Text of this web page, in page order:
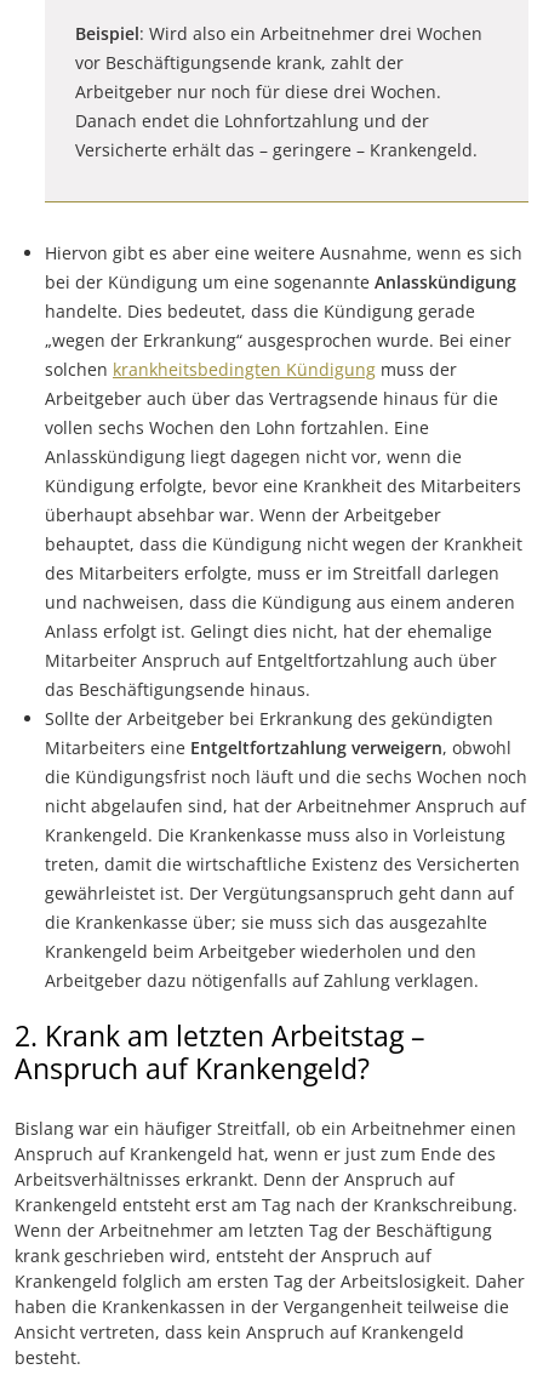
Beispiel: Wird also ein Arbeitnehmer drei Wochen
vor Beschäftigungsende krank, zahlt der
Arbeitgeber nur noch für diese drei Wochen.
Danach endet die Lohnfortzahlung und der
Versicherte erhält das – geringere – Krankengeld.
Hiervon gibt es aber eine weitere Ausnahme, wenn es sich
bei der Kündigung um eine sogenannte Anlasskündigung
handelte. Dies bedeutet, dass die Kündigung gerade
„wegen der Erkrankung“ ausgesprochen wurde. Bei einer
solchen krankheitsbedingten Kündigung muss der
Arbeitgeber auch über das Vertragsende hinaus für die
vollen sechs Wochen den Lohn fortzahlen. Eine
Anlasskündigung liegt dagegen nicht vor, wenn die
Kündigung erfolgte, bevor eine Krankheit des Mitarbeiters
überhaupt absehbar war. Wenn der Arbeitgeber
behauptet, dass die Kündigung nicht wegen der Krankheit
des Mitarbeiters erfolgte, muss er im Streitfall darlegen
und nachweisen, dass die Kündigung aus einem anderen
Anlass erfolgt ist. Gelingt dies nicht, hat der ehemalige
Mitarbeiter Anspruch auf Entgeltfortzahlung auch über
das Beschäftigungsende hinaus.
Sollte der Arbeitgeber bei Erkrankung des gekündigten
Mitarbeiters eine Entgeltfortzahlung verweigern, obwohl
die Kündigungsfrist noch läuft und die sechs Wochen noch
nicht abgelaufen sind, hat der Arbeitnehmer Anspruch auf
Krankengeld. Die Krankenkasse muss also in Vorleistung
treten, damit die wirtschaftliche Existenz des Versicherten
gewährleistet ist. Der Vergütungsanspruch geht dann auf
die Krankenkasse über; sie muss sich das ausgezahlte
Krankengeld beim Arbeitgeber wiederholen und den
Arbeitgeber dazu nötigenfalls auf Zahlung verklagen.
2. Krank am letzten Arbeitstag –
Anspruch auf Krankengeld?
Bislang war ein häufiger Streitfall, ob ein Arbeitnehmer einen
Anspruch auf Krankengeld hat, wenn er just zum Ende des
Arbeitsverhältnisses erkrankt. Denn der Anspruch auf
Krankengeld entsteht erst am Tag nach der Krankschreibung.
Wenn der Arbeitnehmer am letzten Tag der Beschäftigung
krank geschrieben wird, entsteht der Anspruch auf
Krankengeld folglich am ersten Tag der Arbeitslosigkeit. Daher
haben die Krankenkassen in der Vergangenheit teilweise die
Ansicht vertreten, dass kein Anspruch auf Krankengeld
besteht.